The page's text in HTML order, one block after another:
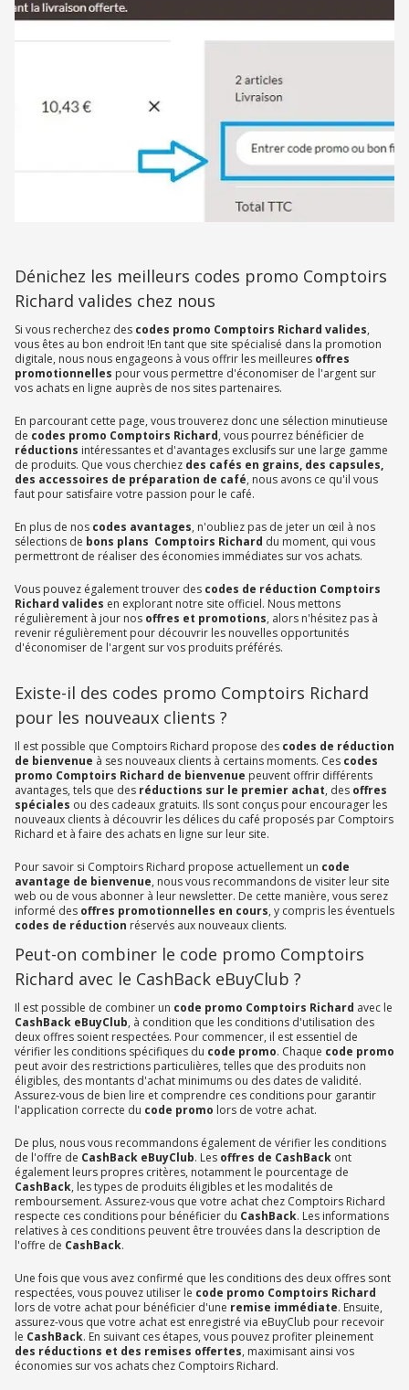
Dénichez les meilleurs codes promo Comptoirs
Richard valides chez nous
Si vous recherchez des codes promo Comptoirs Richard valides,
vous êtes au bon endroit !En tant que site spécialisé dans la promotion
digitale, nous nous engageons à vous offrir les meilleures offres
promotionnelles pour vous permettre d'économiser de l'argent sur
vos achats en ligne auprès de nos sites partenaires.
En parcourant cette page, vous trouverez donc une sélection minutieuse
de codes promo Comptoirs Richard, vous pourrez bénéficier de
réductions intéressantes et d'avantages exclusifs sur une large gamme
de produits. Que vous cherchiez des cafés en grains, des capsules,
des accessoires de préparation de café, nous avons ce qu'il vous
faut pour satisfaire votre passion pour le café.
En plus de nos codes avantages, n'oubliez pas de jeter un œil à nos
sélections de bons plans Comptoirs Richard du moment, qui vous
permettront de réaliser des économies immédiates sur vos achats.
Vous pouvez également trouver des codes de réduction Comptoirs
Richard valides en explorant notre site officiel. Nous mettons
régulièrement à jour nos offres et promotions, alors n'hésitez pas à
revenir régulièrement pour découvrir les nouvelles opportunités
d'économiser de l'argent sur vos produits préférés.
Existe-il des codes promo Comptoirs Richard
pour les nouveaux clients ?
Il est possible que Comptoirs Richard propose des codes de réduction
de bienvenue à ses nouveaux clients à certains moments. Ces codes
promo Comptoirs Richard de bienvenue peuvent offrir différents
avantages, tels que des réductions sur le premier achat, des offres
spéciales ou des cadeaux gratuits. Ils sont conçus pour encourager les
nouveaux clients à découvrir les délices du café proposés par Comptoirs
Richard et à faire des achats en ligne sur leur site.
Pour savoir si Comptoirs Richard propose actuellement un code
avantage de bienvenue, nous vous recommandons de visiter leur site
web ou de vous abonner à leur newsletter. De cette manière, vous serez
informé des offres promotionnelles en cours, y compris les éventuels
codes de réduction réservés aux nouveaux clients.
Peut-on combiner le code promo Comptoirs
Richard avec le CashBack eBuyClub ?
Il est possible de combiner un code promo Comptoirs Richard avec le
CashBack eBuyClub, à condition que les conditions d'utilisation des
deux offres soient respectées. Pour commencer, il est essentiel de
vérifier les conditions spécifiques du code promo. Chaque code promo
peut avoir des restrictions particulières, telles que des produits non
éligibles, des montants d'achat minimums ou des dates de validité.
Assurez-vous de bien lire et comprendre ces conditions pour garantir
l'application correcte du code promo lors de votre achat.
De plus, nous vous recommandons également de vérifier les conditions
de l'offre de CashBack eBuyClub. Les offres de CashBack ont
également leurs propres critères, notamment le pourcentage de
CashBack, les types de produits éligibles et les modalités de
remboursement. Assurez-vous que votre achat chez Comptoirs Richard
respecte ces conditions pour bénéficier du CashBack. Les informations
relatives à ces conditions peuvent être trouvées dans la description de
l'offre de CashBack.
Une fois que vous avez confirmé que les conditions des deux offres sont
respectées, vous pouvez utiliser le code promo Comptoirs Richard
lors de votre achat pour bénéficier d'une remise immédiate. Ensuite,
assurez-vous que votre achat est enregistré via eBuyClub pour recevoir
le CashBack. En suivant ces étapes, vous pouvez profiter pleinement
des réductions et des remises offertes, maximisant ainsi vos
économies sur vos achats chez Comptoirs Richard.